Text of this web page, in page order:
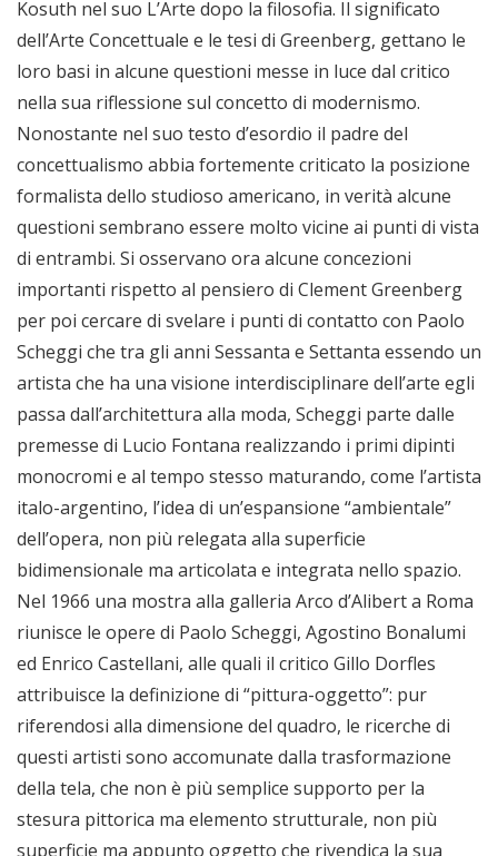
Kosuth nel suo L’Arte dopo la filosofia. Il significato
dell’Arte Concettuale e le tesi di Greenberg, gettano le
loro basi in alcune questioni messe in luce dal critico
nella sua riflessione sul concetto di modernismo.
Nonostante nel suo testo d’esordio il padre del
concettualismo abbia fortemente criticato la posizione
formalista dello studioso americano, in verità alcune
questioni sembrano essere molto vicine ai punti di vista
di entrambi. Si osservano ora alcune concezioni
importanti rispetto al pensiero di Clement Greenberg
per poi cercare di svelare i punti di contatto con Paolo
Scheggi che tra gli anni Sessanta e Settanta essendo un
artista che ha una visione interdisciplinare dell’arte egli
passa dall’architettura alla moda, Scheggi parte dalle
premesse di Lucio Fontana realizzando i primi dipinti
monocromi e al tempo stesso maturando, come l’artista
italo-argentino, l’idea di un’espansione “ambientale”
dell’opera, non più relegata alla superficie
bidimensionale ma articolata e integrata nello spazio.
Nel 1966 una mostra alla galleria Arco d’Alibert a Roma
riunisce le opere di Paolo Scheggi, Agostino Bonalumi
ed Enrico Castellani, alle quali il critico Gillo Dorfles
attribuisce la definizione di “pittura-oggetto”: pur
riferendosi alla dimensione del quadro, le ricerche di
questi artisti sono accomunate dalla trasformazione
della tela, che non è più semplice supporto per la
stesura pittorica ma elemento strutturale, non più
superficie ma appunto oggetto che rivendica la sua